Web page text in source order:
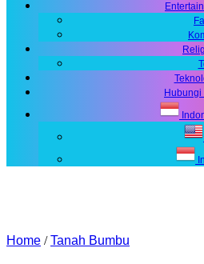
Hubungi
Home /Tanah Bumbu